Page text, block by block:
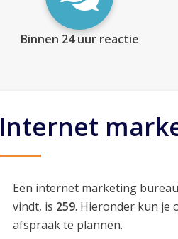
Binnen 24 uur reactie
Internet
Een internet marketing
vindt, is 259. Hieronder kun je
afspraak te plannen.